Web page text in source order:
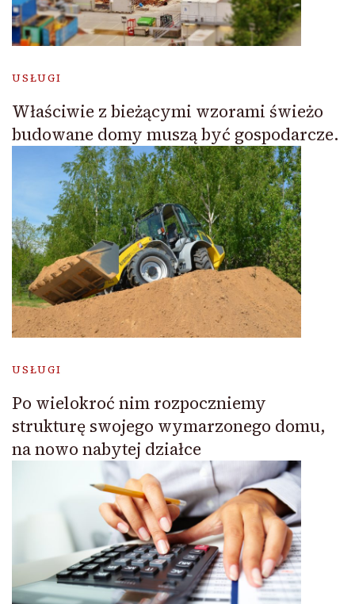
USŁUGI
Właściwie z bieżącymi wzorami świeżo
budowane domy muszą być gospodarcze.
USŁUGI
Po wielokroć nim rozpoczniemy
strukturę swojego wymarzonego domu,
na nowo nabytej działce